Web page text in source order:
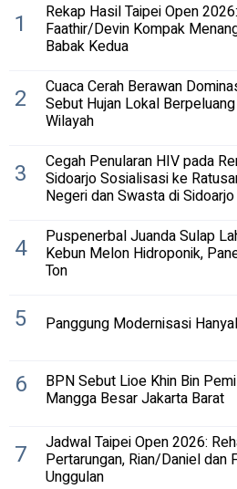
1 Rekap Hasil Taipei Open
Faathir/Devin Kompak
Babak Kedua
2 Cuaca Cerah Berawan
Sebut Hujan Lokal
Wilayah
3 Cegah Penularan HIV pada
Sidoarjo Sosialisasi ke
Negeri dan Swasta di Sidoarjo
4 Puspenerbal Juanda Sulap
Kebun Melon Hidroponik,
Ton
5 Panggung Modernisasi
6 BPN Sebut Lioe Khin Bin
Mangga Besar Jakarta Barat
7 Jadwal Taipei Open 2026:
Pertarungan, Rian/Daniel dan
Unggulan